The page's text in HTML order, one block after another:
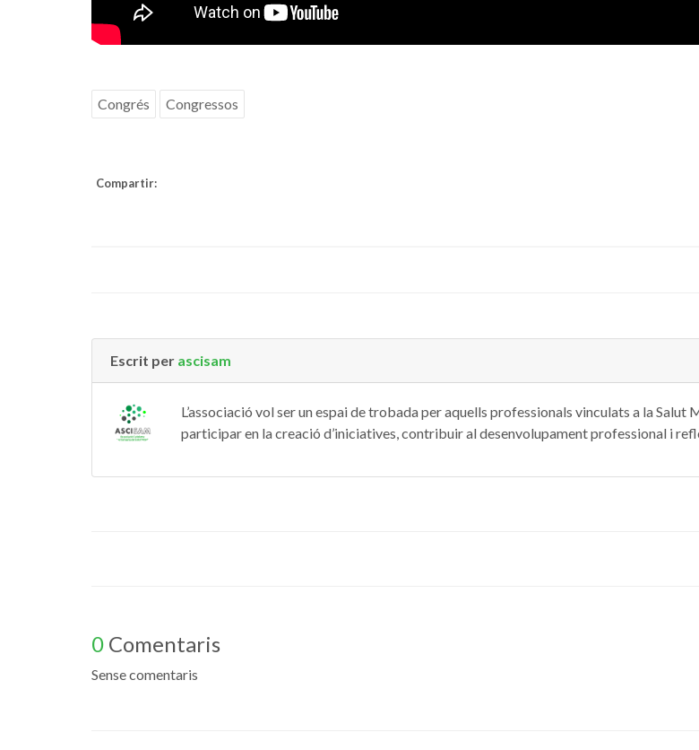
Congrés Congressos
Compartir:
Escrit per ascisam
L’associació vol ser un espai de trobada per aquells professionals vinculats a la Salut
participar en la creació d’iniciatives, contribuir al desenvolupament professional i
0 Comentaris
Sense comentaris